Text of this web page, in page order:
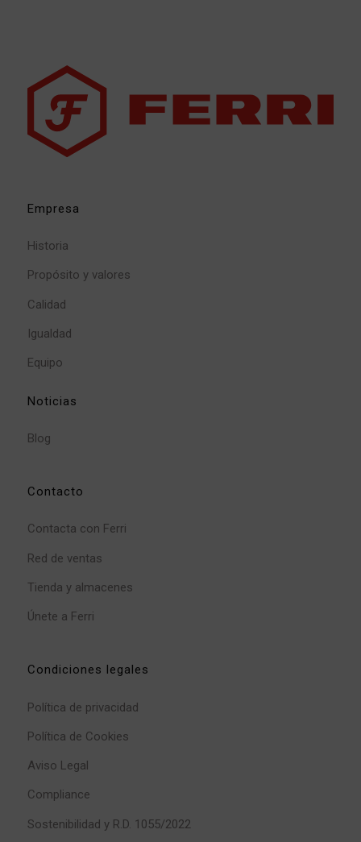
Empresa
Historia
Propósito y valores
Calidad
Igualdad
Equipo
Noticias
Blog
Contacto
Contacta con Ferri
Red de ventas
Tienda y almacenes
Únete a Ferri
Condiciones legales
Política de privacidad
Política de Cookies
Aviso Legal
Compliance
Sostenibilidad y R.D. 1055/2022